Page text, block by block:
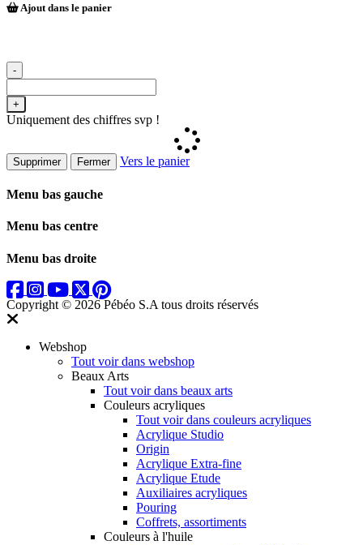
Ajout dans le panier
-
+
Uniquement des chiffres svp !
Supprimer Fermer Vers le panier
Menu bas gauche
Menu bas centre
Menu bas droite
Copyright © 2026 Pébéo S.A tous droits réservés
Webshop
Tout voir dans webshop
Beaux Arts
Tout voir dans beaux arts
Couleurs acryliques
Tout voir dans couleurs acryliques
Acrylique Studio
Origin
Acrylique Extra-fine
Acrylique Etude
Auxiliaires acryliques
Pouring
Coffrets, assortiments
Couleurs à l'huile